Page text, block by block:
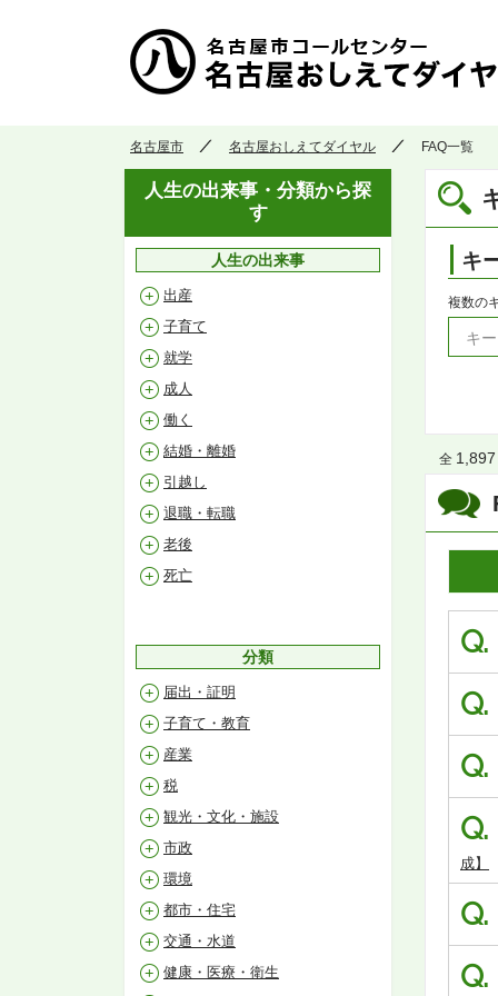
名古屋市 名古屋おしえてダイヤル FAQ一覧
キ
複数の
全 1,897
Q.
Q.
Q.
Q.
成】
Q.
Q.
人生の出来事・分類から探
す
人生の出来事
出産
子育て
就学
成人
働く
結婚・離婚
引越し
退職・転職
老後
死亡
分類
届出・証明
子育て・教育
産業
税
観光・文化・施設
市政
環境
都市・住宅
交通・水道
健康・医療・衛生